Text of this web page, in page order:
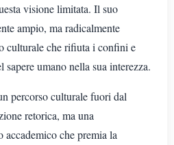
visione limitata. Il suo
ampio, ma radicalmente
culturale che rifiuta i confini e
sapere umano nella sua interezza.
percorso culturale fuori dal
retorica, ma una
che premia la